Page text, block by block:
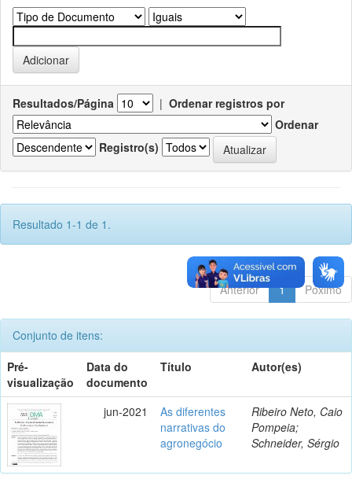
Resultados/Página | Ordenar registros por
Ordenar
Registro(s)
Resultado 1-1 de 1.
Anterior 1 Póximo
Conjunto de itens:
Pré-
visualização
Data do
documento
Título Autor(es)
jun-2021
As diferentes
narrativas do
agronegócio
Ribeiro Neto, Caio
Pompeia;
Schneider, Sérgio